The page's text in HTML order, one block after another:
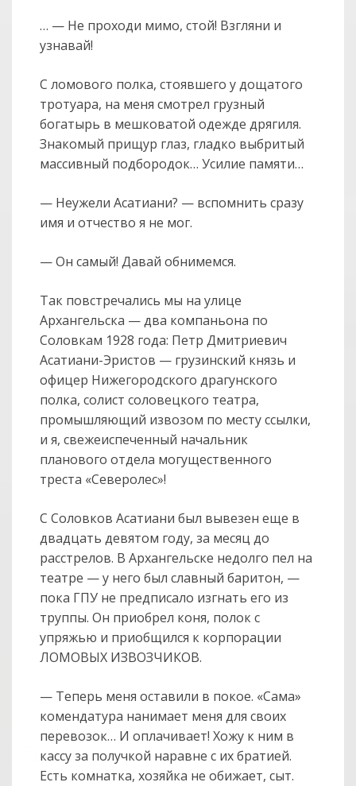
0
… — Не проходи мимо, стой! Взгляни и
узнавай!
С ломового полка, стоявшего у дощатого
тротуара, на меня смотрел грузный
богатырь в мешковатой одежде дрягиля.
Знакомый прищур глаз, гладко выбритый
массивный подбородок… Усилие памяти…
— Неужели Асатиани? — вспомнить сразу
имя и отчество я не мог.
— Он самый! Давай обнимемся.
Так повстречались мы на улице
Архангельска — два компаньона по
Соловкам 1928 года: Петр Дмитриевич
Асатиани-Эристов — грузинский князь и
офицер Нижегородского драгунского
полка, солист соловецкого театра,
промышляющий извозом по месту ссылки,
и я, свежеиспеченный начальник
планового отдела могущественного
треста «Северолес»!
С Соловков Асатиани был вывезен еще в
двадцать девятом году, за месяц до
расстрелов. В Архангельске недолго пел на
театре — у него был славный баритон, —
пока ГПУ не предписало изгнать его из
труппы. Он приобрел коня, полок с
упряжью и приобщился к корпорации
ЛОМОВЫХ ИЗВОЗЧИКОВ.
— Теперь меня оставили в покое. «Сама»
комендатура нанимает меня для своих
перевозок… И оплачивает! Хожу к ним в
кассу за получкой наравне с их братией.
Есть комнатка, хозяйка не обижает, сыт.